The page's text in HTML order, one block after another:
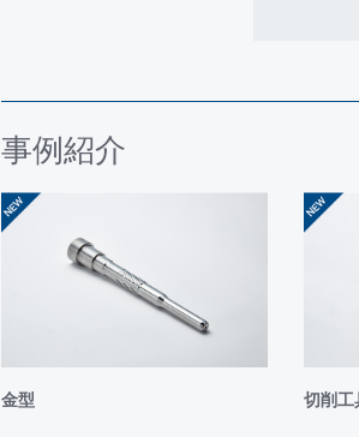
②新被膜VSX®ｰACR初トライ無償キャン
https://www.jfe-seimitsu.co.jp/contact/
2023年6月21日～23日 名古屋市のポート
2023年4月12～15日 東京都の東京ビッ
ング品を出品いたしました。
お知らせ
2022年10月20日～21日 新潟県の燕三条
コーティング品を出展いたしました。
2022年7月6日～9日 名古屋市のポート
事例紹介
金型 切削工